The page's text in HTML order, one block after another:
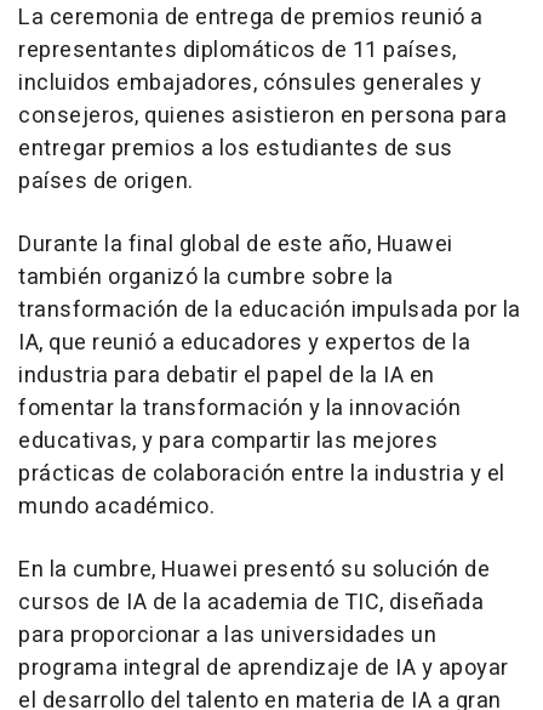
La ceremonia de entrega de premios reunió a
representantes diplomáticos de 11 países,
incluidos embajadores, cónsules generales y
consejeros, quienes asistieron en persona para
entregar premios a los estudiantes de sus
países de origen.
Durante la final global de este año, Huawei
también organizó la cumbre sobre la
transformación de la educación impulsada por la
IA, que reunió a educadores y expertos de la
industria para debatir el papel de la IA en
fomentar la transformación y la innovación
educativas, y para compartir las mejores
prácticas de colaboración entre la industria y el
mundo académico.
En la cumbre, Huawei presentó su solución de
cursos de IA de la academia de TIC, diseñada
para proporcionar a las universidades un
programa integral de aprendizaje de IA y apoyar
el desarrollo del talento en materia de IA a gran